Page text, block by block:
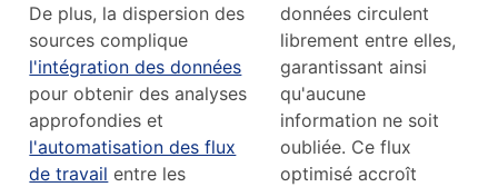
De plus, la dispersion des
sources complique
l'intégration des données
pour obtenir des analyses
approfondies et
l'automatisation des flux
de travail entre les
données circulent
librement entre elles,
garantissant ainsi
qu'aucune
information ne soit
oubliée. Ce flux
optimisé accroît